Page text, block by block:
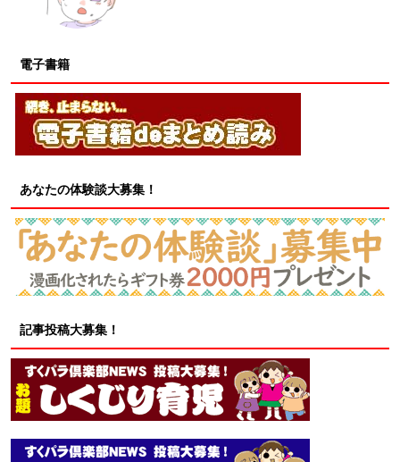
電子書籍
あなたの体験談大募集！
記事投稿大募集！